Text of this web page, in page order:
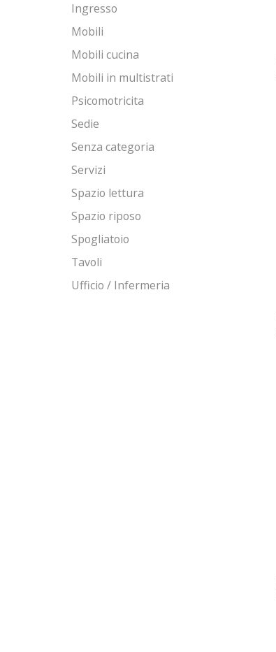
Ingresso
Mobili
Mobili cucina
Mobili in multistrati
Psicomotricita
Sedie
Senza categoria
Servizi
Spazio lettura
Spazio riposo
Spogliatoio
Tavoli
Ufficio / Infermeria